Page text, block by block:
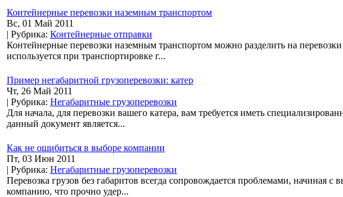
Контейнерные перевозки наземным транспортом
Вс, 01 Май 2011
| Рубрика: Контейнерные отправки
Контейнерные перевозки наземным транспортом можно разделить на
используется при транспортировке г...
Пример негабаритной грузоперевозки: катер
Чт, 26 Май 2011
| Рубрика: Негабаритные грузоперевозки
Для начала, для перевозки вашего катера, вам требуется иметь
данный документ является...
Как не ошибиться в выборе компании
Пт, 03 Июн 2011
| Рубрика: Негабаритные грузоперевозки
Перевозка грузов без габаритов всегда сопровождается проблемами,
компанию, что прочно удер...